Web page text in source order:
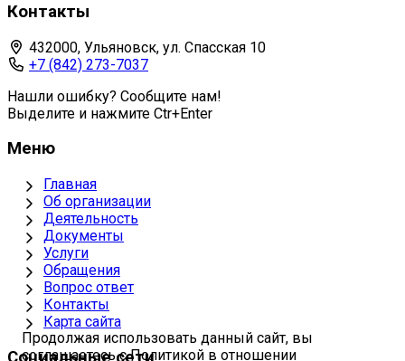
Контакты
432000, Ульяновск, ул. Спасская 10
+7 (842) 273-7037
Нашли ошибку? Сообщите нам!
Выделите и нажмите Ctr+Enter
Меню
Главная
Об организации
Деятельность
Документы
Услуги
Обращения
Вопрос ответ
Контакты
Карта сайта
Продолжая использовать данный сайт, вы
соглашаетесь с Политикой в отношении